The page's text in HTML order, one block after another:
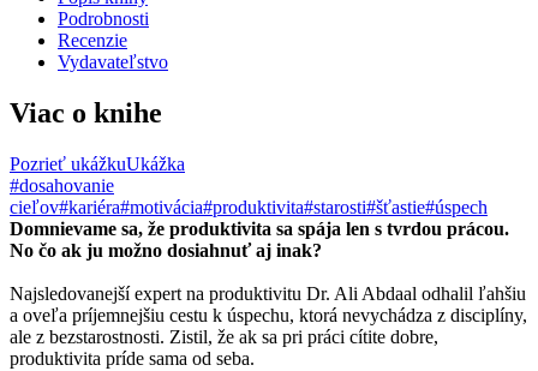
Podrobnosti
Recenzie
Vydavateľstvo
Viac o knihe
Pozrieť ukážkuUkážka
#dosahovanie
cieľov#kariéra#motivácia#produktivita#starosti#šťastie#úspech
Domnievame sa, že produktivita sa spája len s tvrdou prácou.
No čo ak ju možno dosiahnuť aj inak?
Najsledovanejší expert na produktivitu Dr. Ali Abdaal odhalil ľahšiu
a oveľa príjemnejšiu cestu k úspechu, ktorá nevychádza z disciplíny,
ale z bezstarostnosti. Zistil, že ak sa pri práci cítite dobre,
produktivita príde sama od seba.